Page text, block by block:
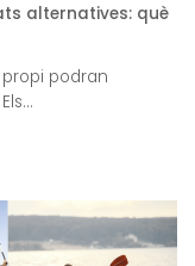
alternatives: què
podran